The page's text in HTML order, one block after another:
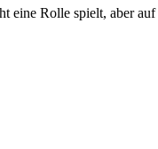
eine Rolle spielt, aber